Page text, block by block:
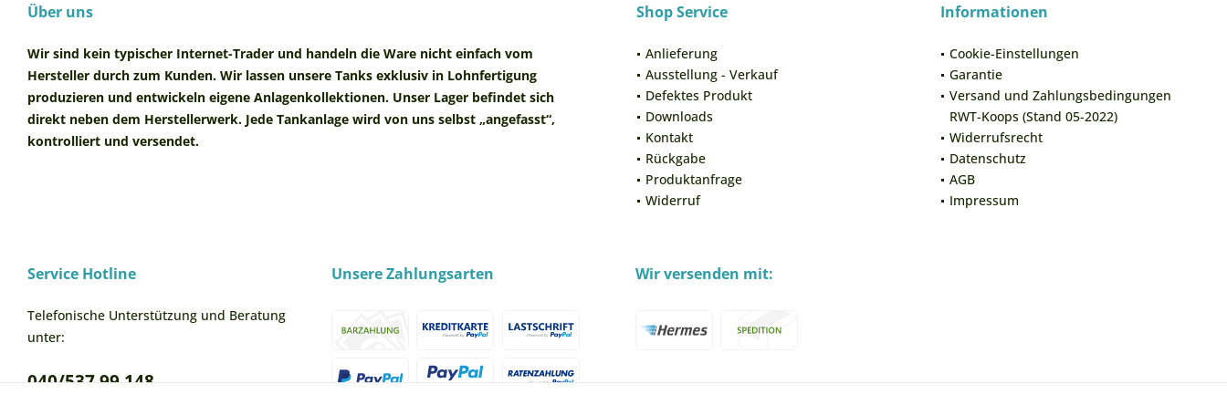
Über uns
Wir sind kein typischer Internet-Trader und handeln die Ware nicht einfach vom
Hersteller durch zum Kunden. Wir lassen unsere Tanks exklusiv in Lohnfertigung
produzieren und entwickeln eigene Anlagenkollektionen. Unser Lager befindet sich
direkt neben dem Herstellerwerk. Jede Tankanlage wird von uns selbst „angefasst“,
kontrolliert und versendet.
Shop Service
Anlieferung
Ausstellung - Verkauf
Defektes Produkt
Downloads
Kontakt
Rückgabe
Produktanfrage
Widerruf
Informationen
Cookie-Einstellungen
Garantie
Versand und Zahlungsbedingungen
RWT-Koops (Stand 05-2022)
Widerrufsrecht
Datenschutz
AGB
Impressum
Service Hotline
Telefonische Unterstützung und Beratung
unter:
040/537 99 148
Unsere Zahlungsarten Wir versenden mit: